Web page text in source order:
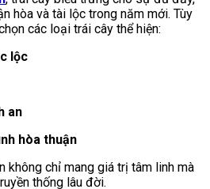
hòa và tài lộc trong năm mới. Tùy
các loại trái cây thể hiện:
lộc
an
hòa thuận
không chỉ mang giá trị tâm linh mà
thống lâu đời.